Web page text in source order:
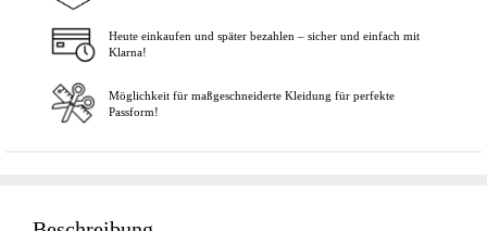
Heute einkaufen und später bezahlen – sicher und einfach mit
Klarna!
Möglichkeit für maßgeschneiderte Kleidung für perfekte
Passform!